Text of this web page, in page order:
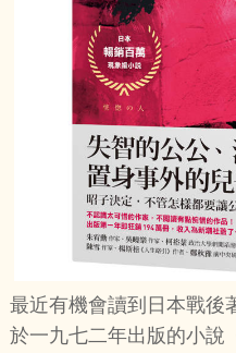
最近有機會讀到日本戰後
於一九七二年出版的小說